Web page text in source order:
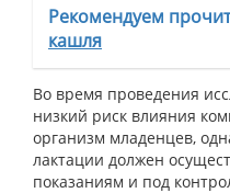
Рекомендуем
кашля
Во время проведения
низкий риск влияния
организм младенцев,
лактации должен
показаниям и под